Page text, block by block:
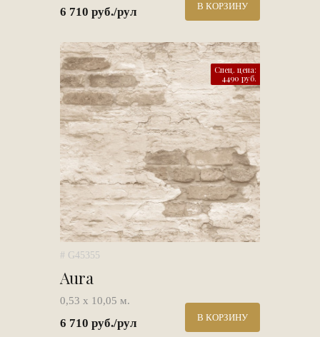
6 710 руб./рул В КОРЗИНУ
Спец. цена:
4490 руб.
# G45355
Aura
0,53 х 10,05 м.
6 710 руб./рул В КОРЗИНУ